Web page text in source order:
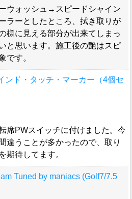
ウォッシュ→スピードシャイン
ラーとしたところ、拭き取りが
様に見える部分が出来てしまっ
と思います。施工後の艶はスピ
です。
ンド・タッチ・マーカー（4個セ
席PWスイッチに付けました。今
違うことが多かったので、取り
期待してます。
Tuned by maniacs (Golf7/7.5